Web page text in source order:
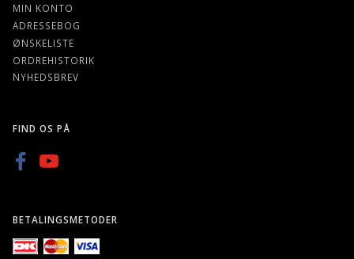
MIN KONTO
ADRESSEBOG
ØNSKELISTE
ORDREHISTORIK
NYHEDSBREV
FIND OS PÅ
BETALINGSMETODER